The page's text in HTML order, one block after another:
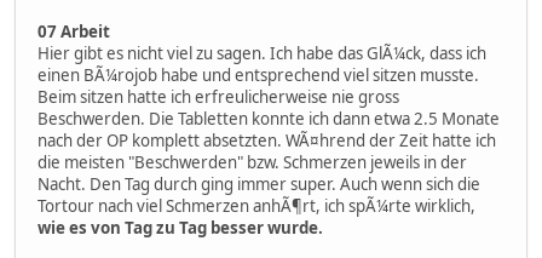
07 Arbeit
Hier gibt es nicht viel zu sagen. Ich habe das GlÃ¼ck, dass ich
einen BÃ¼rojob habe und entsprechend viel sitzen musste.
Beim sitzen hatte ich erfreulicherweise nie gross
Beschwerden. Die Tabletten konnte ich dann etwa 2.5 Monate
nach der OP komplett absetzten. WÃ¤hrend der Zeit hatte ich
die meisten "Beschwerden" bzw. Schmerzen jeweils in der
Nacht. Den Tag durch ging immer super. Auch wenn sich die
Tortour nach viel Schmerzen anhÃ¶rt, ich spÃ¼rte wirklich,
wie es von Tag zu Tag besser wurde.